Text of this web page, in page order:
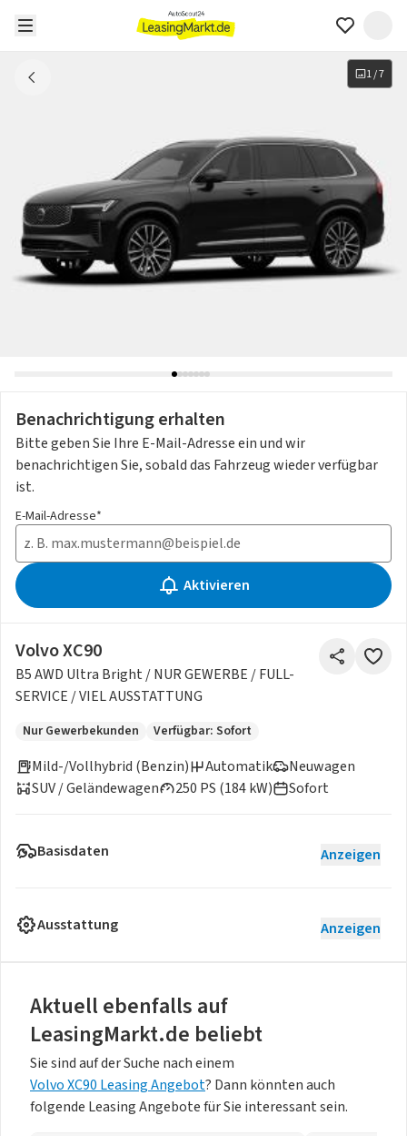
1/7
Benachrichtigung erhalten
Bitte geben Sie Ihre E-Mail-Adresse ein und wir
benachrichtigen Sie, sobald das Fahrzeug wieder verfügbar
ist.
E-Mail-Adresse*
Aktivieren
Volvo XC90
B5 AWD Ultra Bright / NUR GEWERBE / FULL-
SERVICE / VIEL AUSSTATTUNG
Nur Gewerbekunden Verfügbar: Sofort
Mild-/Vollhybrid (Benzin)
Neuwagen
250 PS (184 kW)
Automatik
SUV / Geländewagen
Sofort
Basisdaten Anzeigen
Ausstattung Anzeigen
Aktuell ebenfalls auf
LeasingMarkt.de beliebt
Sie sind auf der Suche nach einem
Volvo XC90 Leasing Angebot? Dann könnten auch
folgende Leasing Angebote für Sie interessant sein.